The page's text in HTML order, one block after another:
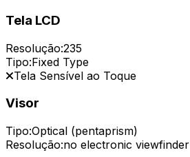
Tela LCD
Resolução:235
Tipo:Fixed Type
Tela Sensível ao Toque
Visor
Tipo:Optical (pentaprism)
Resolução:no electronic viewfinder